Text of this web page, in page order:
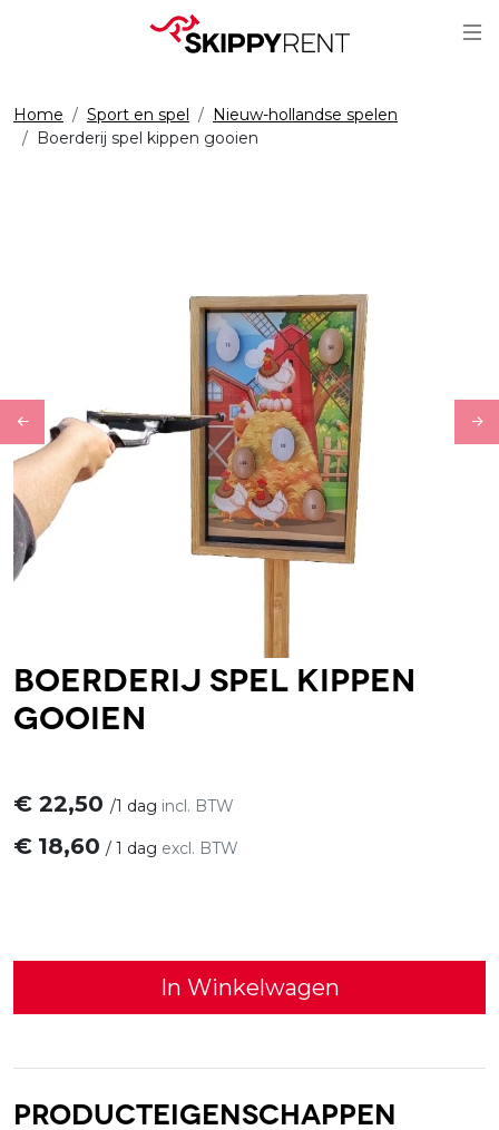
Home Sport en spel
Nieuw-hollandse spelen
Boerderij spel kippen gooien
Previous
Boerderij spel kippen
gooien
€ 22,50 /1 dag incl. BTW
€ 18,60 / 1 dag excl. BTW
In Winkelwagen
Producteigenschappen